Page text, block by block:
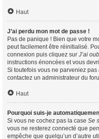
Haut
J’ai perdu mon mot de passe !
Pas de panique ! Bien que votre
peut facilement être réinitialisé.
connexion puis cliquez sur J’ai
instructions énoncées et vous
Si toutefois vous ne parveniez
contactez un administrateur du
Haut
Pourquoi suis-je
Si vous ne cochez pas la case Se
vous ne resterez connecté que
empêche que quelqu’un d’autre